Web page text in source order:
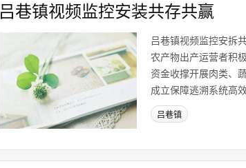
吕巷镇视频监控安装共存共赢
吕巷镇视频监控安拆
农产物出产运营者积
资金收撑开展肉类、
成立保障逃溯系统高
吕巷镇